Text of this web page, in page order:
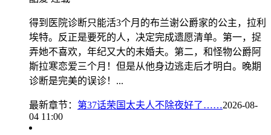
得到医院诊断只能活3个月的布兰谢公爵家的公主，拉利
埃特。反正是要死的人，决定完成遗愿清单。第一，捉
弄她不喜欢，年纪又大的未婚夫。第二，和怪物公爵阿
斯拉寒恋爱三个月！但是从他身边逃走后才明白。晚期
诊断是完美的误诊！...
最新章节： 第37话荣国太夫人不除夜好了……2026-08-
04 11:00